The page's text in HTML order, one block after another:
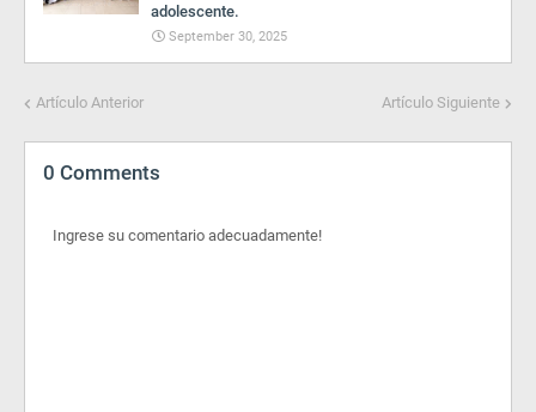
adolescente.
September 30, 2025
Artículo Anterior Artículo Siguiente
0 Comments
Ingrese su comentario adecuadamente!